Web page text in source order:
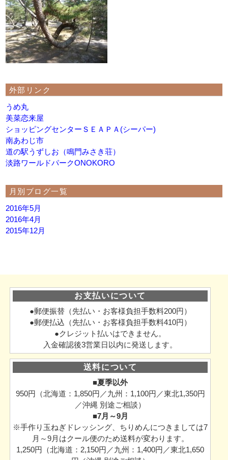
外部リンク
うめ丸
美菜恋来屋
ショッピングセンターＳＥＡＰＡ(シーパー)
南あわじ市
道の駅うずしお（鳴門みさき荘）
淡路ワールドパークONOKORO
月別ブログ一覧
2016年5月
2016年4月
2015年12月
お支払いについて
●郵便振替（先払い・お客様負担手数料200円）
●郵便払込（先払い・お客様負担手数料410円）
●クレジット払いはできません。
入金確認後3営業日以内に発送します。
送料について
■夏季以外
950円（北海道：1,850円／九州：1,100円／東北1,350円
／沖縄 別途ご相談）
■7月～9月
※手作り玉ねぎドレッシング、ちりめんにつきましては7
月～9月はクール便のため送料が変わります。
1,250円（北海道：2,150円／九州：1,400円／東北1,650